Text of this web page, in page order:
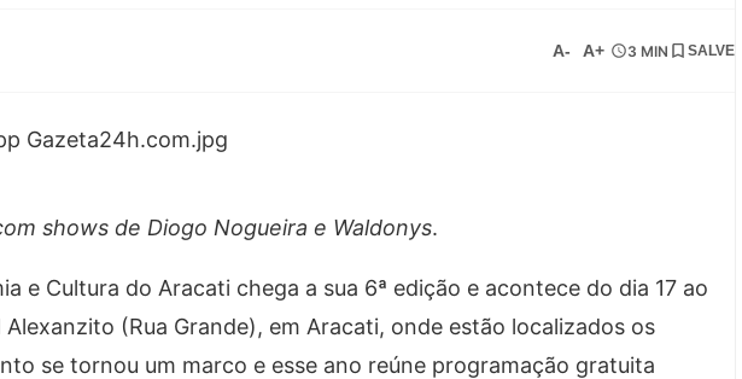
A- A+ 3 MIN SALVE
shows de Diogo Nogueira e Waldonys.
e Cultura do Aracati chega a sua 6ª edição e acontece do dia 17 ao
(Rua Grande), em Aracati, onde estão localizados os
se tornou um marco e esse ano reúne programação gratuita